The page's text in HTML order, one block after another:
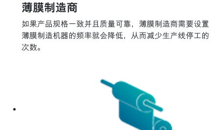
薄膜制造商
如果产品规格一致并且质量可靠，薄膜制造商需要设置
薄膜制造机器的频率就会降低，从而减少生产线停工的
次数。